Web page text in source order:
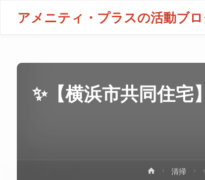
アメニティ・プラスの活動ブ
✨【横浜市共同住宅
清掃